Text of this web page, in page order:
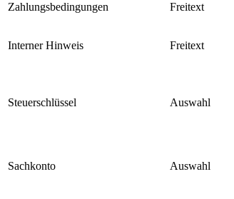
Zahlungsbedingungen Freitext
Interner Hinweis Freitext
Steuerschlüssel Auswahl
Sachkonto Auswahl